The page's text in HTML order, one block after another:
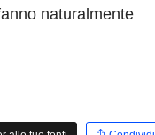
naturalmente